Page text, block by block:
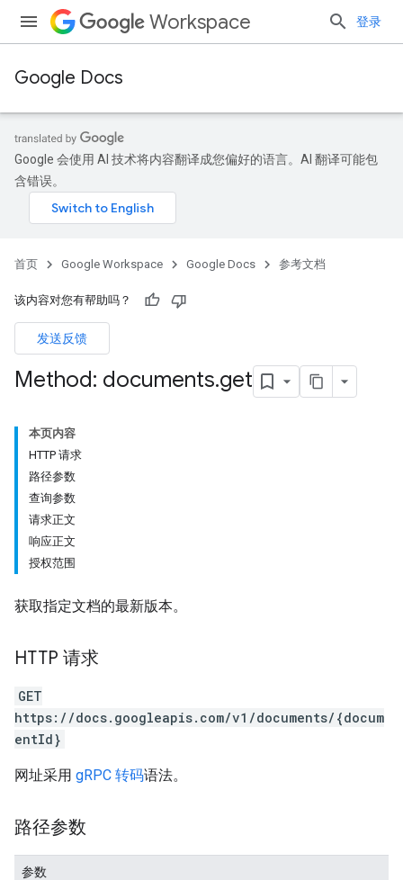
Workspace 登录
Google Docs
Google 会使用 AI 技术将内容翻译成您偏好的语言。AI 翻译可能包
含错误。
首页 Google Workspace Google Docs 参考文档
该内容对您有帮助吗？
发送反馈
Method: documents.get
本页内容
HTTP 请求
路径参数
查询参数
请求正文
响应正文
授权范围
获取指定文档的最新版本。
HTTP 请求
GET
https://docs.googleapis.com/v1/documents/{docum
entId}
网址采用 gRPC 转码语法。
路径参数
参数